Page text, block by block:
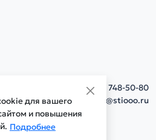
для вашего
и повышения
Подробнее
+7(495) 748-50-80
info@stiooo.ru